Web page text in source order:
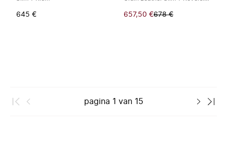
645 € 657,50 €678 €
pagina 1 van 15